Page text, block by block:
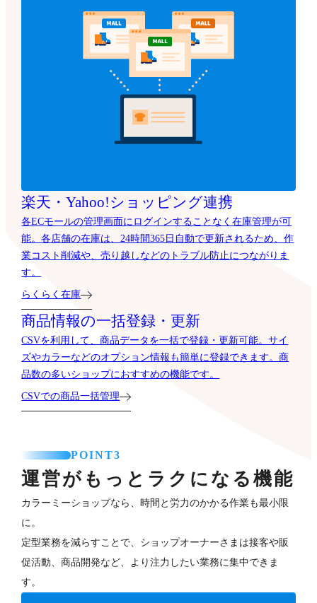
楽天・Yahoo!ショッピング連携
各ECモールの管理画面にログインすることなく在庫管理が可
能。各店舗の在庫は、24時間365日自動で更新されるため、作
業コスト削減や、売り越しなどのトラブル防止につながりま
す。
らくらく在庫
商品情報の一括登録・更新
CSVを利用して、商品データを一括で登録・更新可能。サイ
ズやカラーなどのオプション情報も簡単に登録できます。商
品数の多いショップにおすすめの機能です。
CSVでの商品一括管理
POINT3
運営がもっとラクになる機能
カラーミーショップなら、時間と労力のかかる作業も最小限
に。
定型業務を減らすことで、ショップオーナーさまは接客や販
促活動、商品開発など、より注力したい業務に集中できま
す。